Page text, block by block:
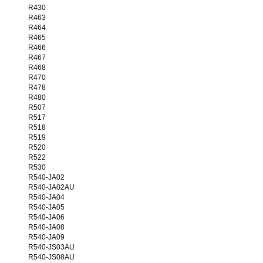
R430
R463
R464
R465
R466
R467
R468
R470
R478
R480
R507
R517
R518
R519
R520
R522
R530
R540-JA02
R540-JA02AU
R540-JA04
R540-JA05
R540-JA06
R540-JA08
R540-JA09
R540-JS03AU
R540-JS08AU